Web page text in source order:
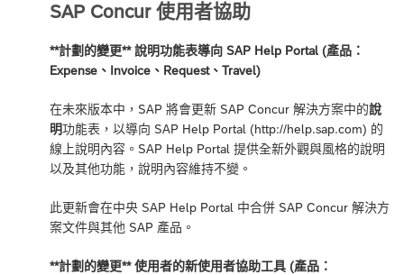
SAP Concur 使用者協助
**計劃的變更** 說明功能表導向 SAP Help Portal (產品：
Expense、Invoice、Request、Travel)
在未來版本中，SAP 將會更新 SAP Concur 解決方案中的說
明功能表，以導向 SAP Help Portal (http://help.sap.com) 的
線上說明內容。SAP Help Portal 提供全新外觀與風格的說明
以及其他功能，說明內容維持不變。
此更新會在中央 SAP Help Portal 中合併 SAP Concur 解決方
案文件與其他 SAP 產品。
**計劃的變更** 使用者的新使用者協助工具 (產品：